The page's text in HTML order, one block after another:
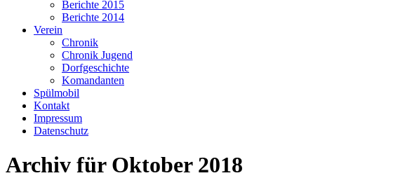
Berichte 2015
Berichte 2014
Verein
Chronik
Chronik Jugend
Dorfgeschichte
Komandanten
Spülmobil
Kontakt
Impressum
Datenschutz
Archiv für Oktober 2018